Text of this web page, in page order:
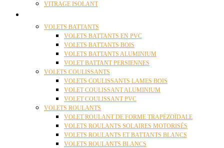
VITRAGE ISOLANT
VOLETS BATTANTS
VOLETS BATTANTS EN PVC
VOLETS BATTANTS BOIS
VOLETS BATTANTS ALUMINIUM
VOLET BATTANT PERSIENNES
VOLETS COULISSANTS
VOLETS COULISSANTS LAMES BOIS
VOLET COULISSANT ALUMINIUM
VOLET COULISSANT PVC
VOLETS ROULANTS
VOLET ROULANT DE FORME TRAPÉZOÏDALE
VOLETS ROULANTS SOLAIRES MOTORISÉS
VOLETS ROULANTS ET BATTANTS BLANCS
VOLETS ROULANTS BLANCS